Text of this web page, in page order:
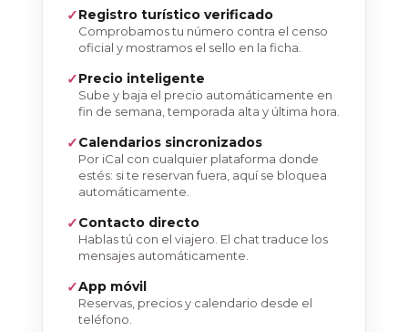
Registro turístico verificado
Comprobamos tu número contra el censo
oficial y mostramos el sello en la ficha.
Precio inteligente
Sube y baja el precio automáticamente en
fin de semana, temporada alta y última hora.
Calendarios sincronizados
Por iCal con cualquier plataforma donde
estés: si te reservan fuera, aquí se bloquea
automáticamente.
Contacto directo
Hablas tú con el viajero. El chat traduce los
mensajes automáticamente.
App móvil
Reservas, precios y calendario desde el
teléfono.